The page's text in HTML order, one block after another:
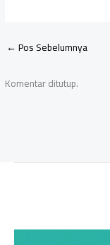
←Pos Sebelumnya
Komentar ditutup.